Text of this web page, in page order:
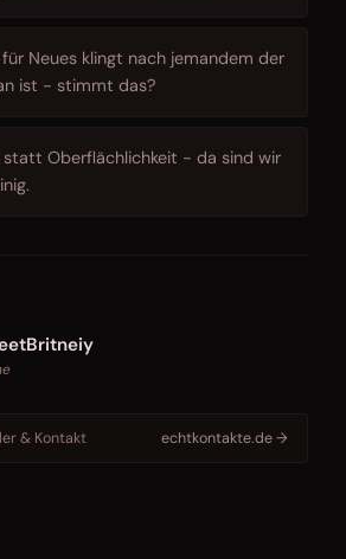
Neues klingt nach jemandem der
ist - stimmt das?
Oberflächlichkeit - da sind wir
& Kontakt echtkontakte.de →